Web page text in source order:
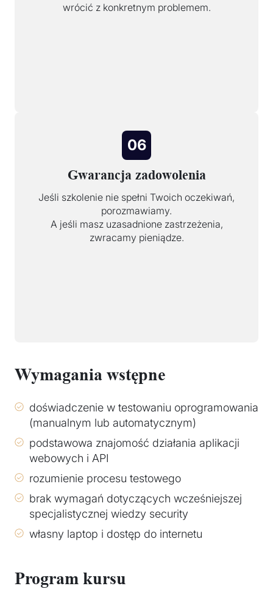
wrócić z konkretnym problemem.
06
Gwarancja zadowolenia
Jeśli szkolenie nie spełni Twoich oczekiwań,
porozmawiamy.
A jeśli masz uzasadnione zastrzeżenia,
zwracamy pieniądze.
Wymagania wstępne
doświadczenie w testowaniu oprogramowania
(manualnym lub automatycznym)
podstawowa znajomość działania aplikacji
webowych i API
rozumienie procesu testowego
brak wymagań dotyczących wcześniejszej
specjalistycznej wiedzy security
własny laptop i dostęp do internetu
Program kursu